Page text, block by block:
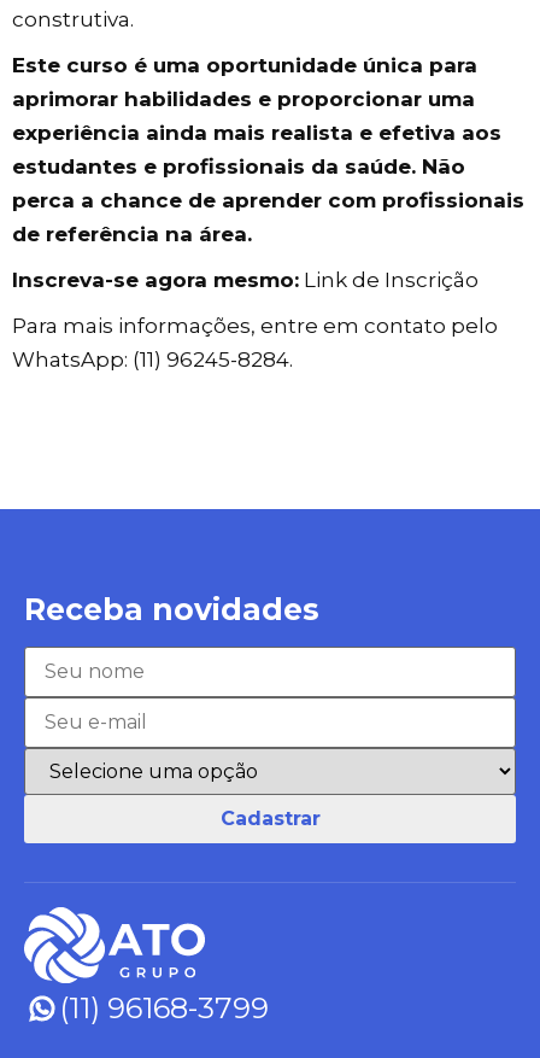
construtiva.
Este curso é uma oportunidade única para
aprimorar habilidades e proporcionar uma
experiência ainda mais realista e efetiva aos
estudantes e profissionais da saúde. Não
perca a chance de aprender com profissionais
de referência na área.
Inscreva-se agora mesmo: Link de Inscrição
Para mais informações, entre em contato pelo
WhatsApp: (11) 96245-8284.
Receba novidades
(11) 96168-3799